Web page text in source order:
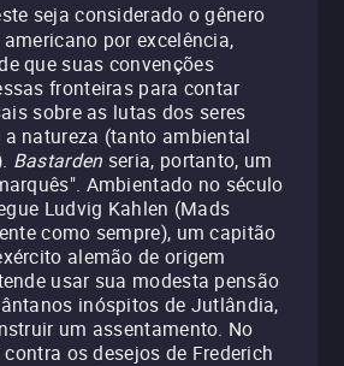
seja considerado o gênero
por excelência,
que suas convenções
fronteiras para contar
sobre as lutas dos seres
natureza (tanto ambiental
Bastarden seria, portanto, um
Ambientado no século
Ludvig Kahlen (Mads
como sempre), um capitão
alemão de origem
usar sua modesta pensão
inóspitos de Jutlândia,
um assentamento. No
os desejos de Frederich